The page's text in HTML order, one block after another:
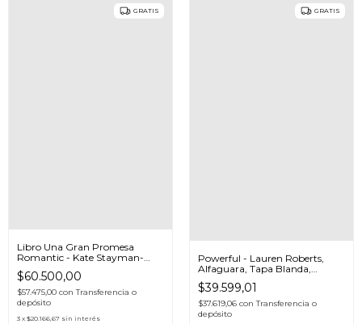
GRATIS
Libro Una Gran Promesa
Romantic - Kate Stayman-
london
$60.500,00
$57.475,00 con Transferencia o
depósito
3 x $20.166,67 sin interés
GRATIS
Powerful - Lauren Roberts,
Alfaguara, Tapa Blanda,
Español
$39.599,01
$37.619,06 con Transferencia o
depósito